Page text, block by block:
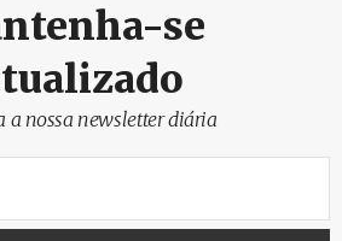
se
a nossa newsletter diária